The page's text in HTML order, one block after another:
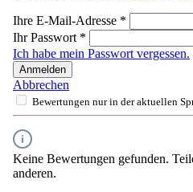
Ihre E-Mail-Adresse *
Ihr Passwort *
Ich habe mein Passwort vergessen.
Anmelden
Abbrechen
Bewertungen nur in der aktuellen
Keine Bewertungen gefunden.
anderen.